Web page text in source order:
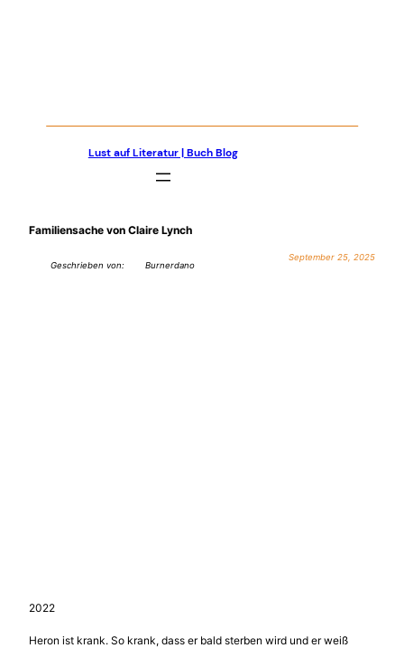
Lust auf Literatur | Buch Blog
Familiensache von Claire Lynch
Geschrieben von: Burnerdano
September 25, 2025
2022
Heron ist krank. So krank, dass er bald sterben wird und er weiß